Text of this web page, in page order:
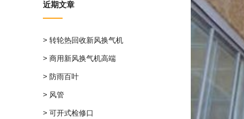
近期文章
> 转轮热回收新风换气机
> 商用新风换气机高端
> 防雨百叶
> 风管
> 可开式检修口